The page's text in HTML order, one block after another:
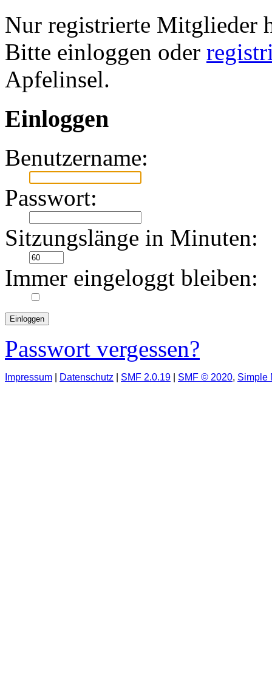
Nur registrierte Mitglieder
Bitte einloggen oder
Apfelinsel.
Einloggen
Benutzername:
Passwort:
Sitzungslänge in Minuten:
Immer eingeloggt bleiben:
Passwort vergessen?
Impressum Datenschutz SMF 2.0.19 SMF © 2020, Simple